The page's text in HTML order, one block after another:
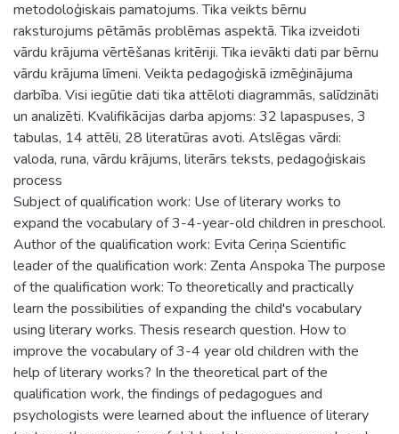
metodoloģiskais pamatojums. Tika veikts bērnu
raksturojums pētāmās problēmas aspektā. Tika izveidoti
vārdu krājuma vērtēšanas kritēriji. Tika ievākti dati par bērnu
vārdu krājuma līmeni. Veikta pedagoģiskā izmēģinājuma
darbība. Visi iegūtie dati tika attēloti diagrammās, salīdzināti
un analizēti. Kvalifikācijas darba apjoms: 32 lapaspuses, 3
tabulas, 14 attēli, 28 literatūras avoti. Atslēgas vārdi:
valoda, runa, vārdu krājums, literārs teksts, pedagoģiskais
process
Subject of qualification work: Use of literary works to
expand the vocabulary of 3-4-year-old children in preschool.
Author of the qualification work: Evita Ceriņa Scientific
leader of the qualification work: Zenta Anspoka The purpose
of the qualification work: To theoretically and practically
learn the possibilities of expanding the child's vocabulary
using literary works. Thesis research question. How to
improve the vocabulary of 3-4 year old children with the
help of literary works? In the theoretical part of the
qualification work, the findings of pedagogues and
psychologists were learned about the influence of literary